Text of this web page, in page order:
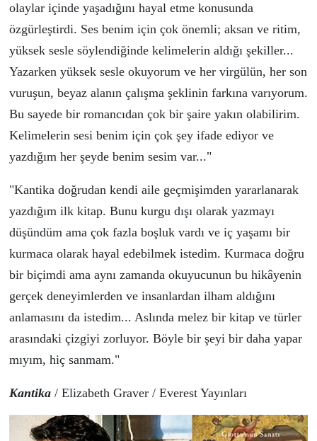
olaylar içinde yaşadığını hayal etme konusunda
özgürleştirdi. Ses benim için çok önemli; aksan ve ritim,
yüksek sesle söylendiğinde kelimelerin aldığı şekiller...
Yazarken yüksek sesle okuyorum ve her virgülün, her son
vuruşun, beyaz alanın çalışma şeklinin farkına varıyorum.
Bu sayede bir romancıdan çok bir şaire yakın olabilirim.
Kelimelerin sesi benim için çok şey ifade ediyor ve
yazdığım her şeyde benim sesim var..."
"Kantika doğrudan kendi aile geçmişimden yararlanarak
yazdığım ilk kitap. Bunu kurgu dışı olarak yazmayı
düşündüm ama çok fazla boşluk vardı ve iç yaşamı bir
kurmaca olarak hayal edebilmek istedim. Kurmaca doğru
bir biçimdi ama aynı zamanda okuyucunun bu hikâyenin
gerçek deneyimlerden ve insanlardan ilham aldığını
anlamasını da istedim... Aslında melez bir kitap ve türler
arasındaki çizgiyi zorluyor. Böyle bir şeyi bir daha yapar
mıyım, hiçsanmam."
Kantika / Elizabeth Graver/ Everest Yayınları